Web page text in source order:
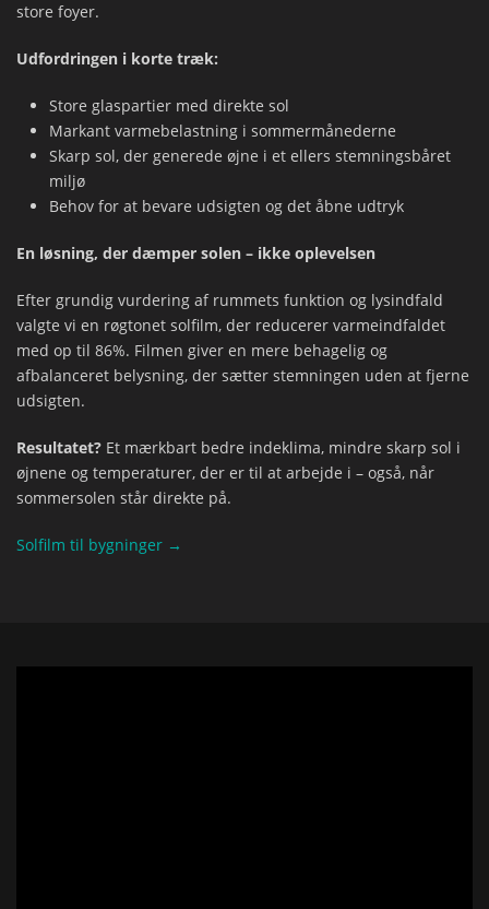
store foyer.
Udfordringen i korte træk:
Store glaspartier med direkte sol
Markant varmebelastning i sommermånederne
Skarp sol, der generede øjne i et ellers stemningsbåret
miljø
Behov for at bevare udsigten og det åbne udtryk
En løsning, der dæmper solen – ikke oplevelsen
Efter grundig vurdering af rummets funktion og lysindfald
valgte vi en røgtonet solfilm, der reducerer varmeindfaldet
med op til 86%. Filmen giver en mere behagelig og
afbalanceret belysning, der sætter stemningen uden at fjerne
udsigten.
Resultatet? Et mærkbart bedre indeklima, mindre skarp sol i
øjnene og temperaturer, der er til at arbejde i – også, når
sommersolen står direkte på.
Solfilm til bygninger →